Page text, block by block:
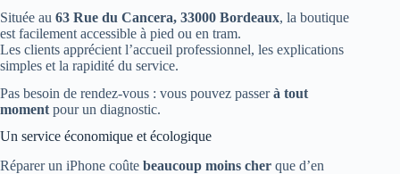
Située au 63 Rue du Cancera, 33000 Bordeaux, la boutique
est facilement accessible à pied ou en tram.
Les clients apprécient l’accueil professionnel, les explications
simples et la rapidité du service.
Pas besoin de rendez-vous : vous pouvez passerà tout
moment pour un diagnostic.
Un service économique et écologique
Réparer un iPhone coûte beaucoup moins cher que d’en